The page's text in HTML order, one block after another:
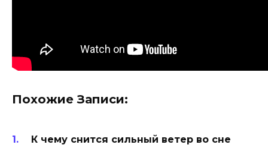
Похожие Записи:
К чему снится сильный ветер во сне